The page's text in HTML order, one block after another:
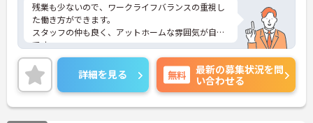
残業も少ないので、ワークライフバランスの重視し
た働き方ができます。
スタッフの仲も良く、アットホームな雰囲気が自慢
です。
また休暇制度や手当など福利厚生が充実！ご自身の
ライフステージ、働き方に合わせて勤務しやすい環
境が整っています★
ご興味ある方には、面接対策ポイントなど、詳細を
お話しいたしますのでお気軽にご相談ください。
詳細を見る 無料
最新の募集状況を問
い合わせる